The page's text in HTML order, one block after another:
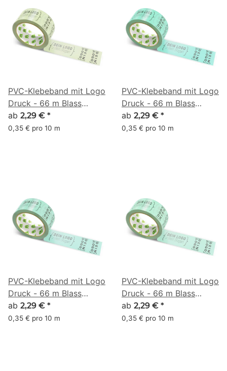
PVC-Klebeband mit Logo
Druck - 66 m Blass
Olivgrün #C4D6A4
ab 2,29 € *
0,35 € pro 10 m
PVC-Klebeband mit Logo
Druck - 66 m Blass
Türkis #7AE1BF
ab 2,29 € *
0,35 € pro 10 m
PVC-Klebeband mit Logo
Druck - 66 m Blass
Türkis #8FD6BD
ab 2,29 € *
0,35 € pro 10 m
PVC-Klebeband mit Logo
Druck - 66 m Blass
Türkis #9BE3BF
ab 2,29 € *
0,35 € pro 10 m